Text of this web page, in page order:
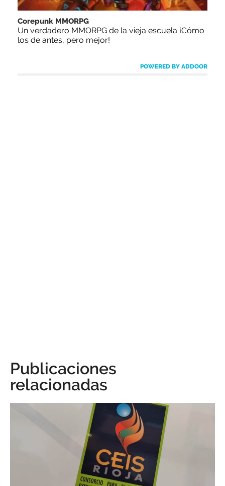
Corepunk MMORPG
Un verdadero MMORPG de la vieja escuela ¡Cómo
los de antes, pero mejor!
POWERED BY ADDOOR
Publicaciones
relacionadas